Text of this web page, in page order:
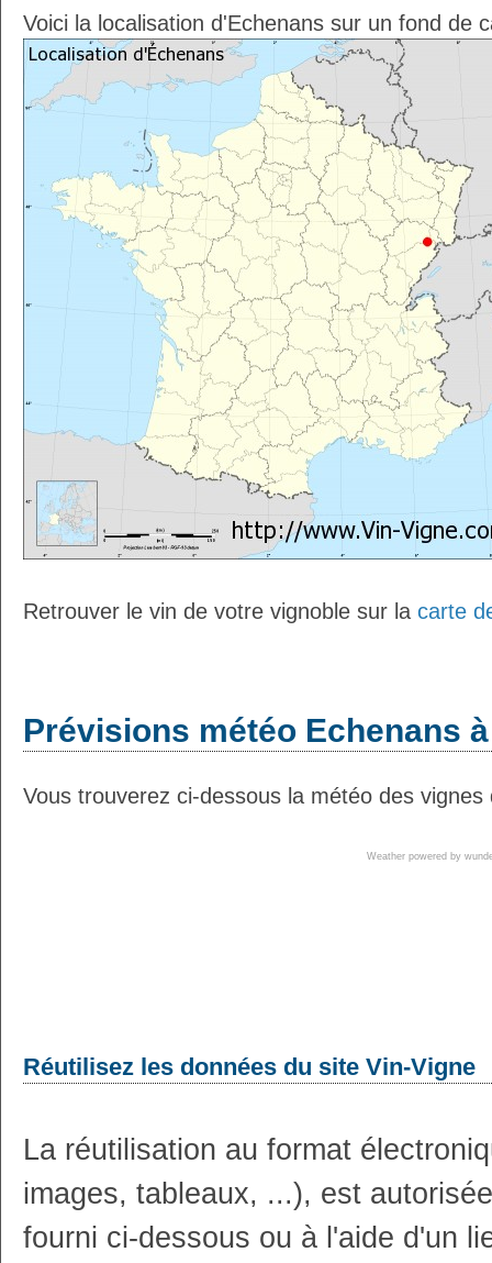
Voici la localisation d'Echenans sur un fond de
Retrouver le vin de votre vignoble sur la carte
Prévisions météo Echenans
Vous trouverez ci-dessous la météo des
Weather powered by
Réutilisez les données du site Vin-Vigne
La réutilisation au format
images, tableaux, ...), est
fourni ci-dessous ou à l'aide d'un